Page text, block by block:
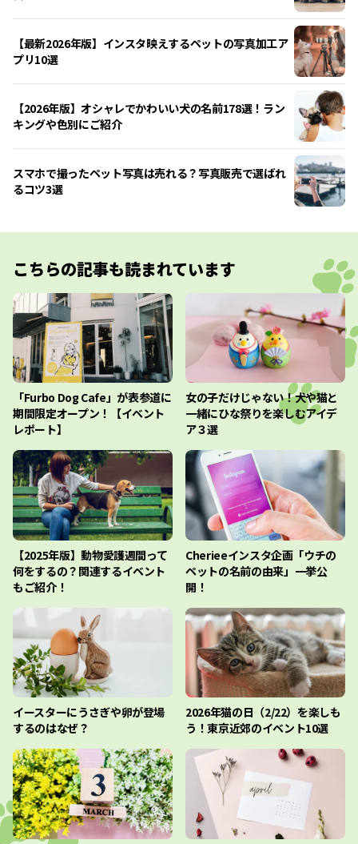
【最新2026年版】インスタ映えするペットの写真加工ア
プリ10選
【2026年版】オシャレでかわいい犬の名前178選！ラン
キングや色別にご紹介
スマホで撮ったペット写真は売れる？写真販売で選ばれ
るコツ3選
こちらの記事も読まれています
「Furbo Dog Cafe」が表参道に
期間限定オープン！【イベント
レポート】
女の子だけじゃない！犬や猫と
一緒にひな祭りを楽しむアイデ
ア３選
【2025年版】動物愛護週間って
何をするの？関連するイベント
もご紹介！
Cherieeインスタ企画「ウチの
ペットの名前の由来」一挙公
開！
イースターにうさぎや卵が登場
するのはなぜ？
2026年猫の日（2/22）を楽しも
う！東京近郊のイベント10選